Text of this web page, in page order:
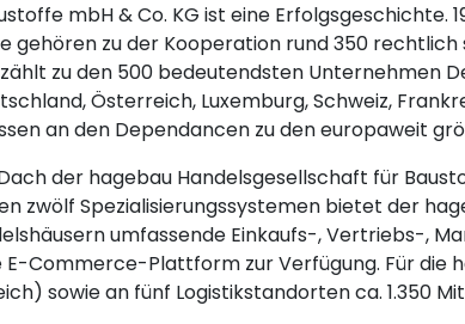
mbH & Co. KG ist eine Erfolgsgeschichte.
gehören zu der Kooperation rund 350
zu den 500 bedeutendsten Unternehmen
Österreich, Luxemburg, Schweiz,
an den Dependancen zu den europaweit
der hagebau Handelsgesellschaft für
zwölf Spezialisierungssystemen bietet der
umfassende Einkaufs-, Vertriebs-,
Commerce-Plattform zur Verfügung. Für die
sowie an fünf Logistikstandorten ca. 1.350